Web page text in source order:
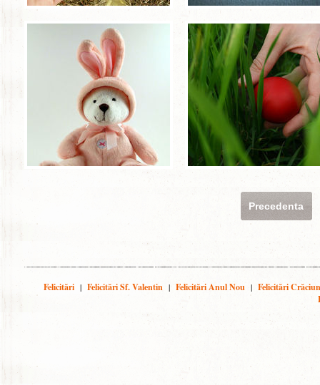
Precedenta
Felicitări | Felicitări Sf. Valentin | Felicitări Anul Nou | Felicitări